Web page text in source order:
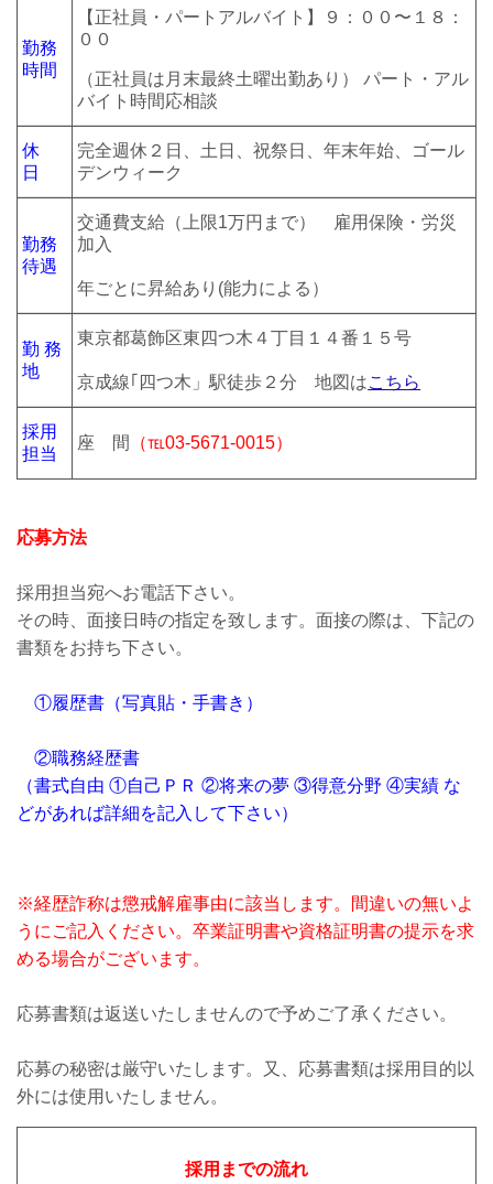
勤務
時間
【正社員・パートアルバイト】９：００〜１８：
００
（正社員は月末最終土曜出勤あり） パート・アル
バイト時間応相談
休
日
完全週休２日、土日、祝祭日、年末年始、ゴール
デンウィーク
勤務
待遇
交通費支給（上限1万円まで） 雇用保険・労災
加入
年ごとに昇給あり(能力による）
勤 務
地
東京都葛飾区東四つ木４丁目１４番１５号
京成線｢四つ木」駅徒歩２分 地図はこちら
採用
担当
座 間 （℡03-5671-0015）
応募方法
採用担当宛へお電話下さい。
その時、面接日時の指定を致します。面接の際は、下記の
書類をお持ち下さい。
①履歴書（写真貼・手書き）
②職務経歴書
（書式自由 ①自己ＰＲ ②将来の夢 ③得意分野 ④実績 な
どがあれば詳細を記入して下さい）
※経歴詐称は懲戒解雇事由に該当します。間違いの無いよ
うにご記入ください。卒業証明書や資格証明書の提示を求
める場合がございます。
応募書類は返送いたしませんので予めご了承ください。
応募の秘密は厳守いたします。又、応募書類は採用目的以
外には使用いたしません。
採用までの流れ